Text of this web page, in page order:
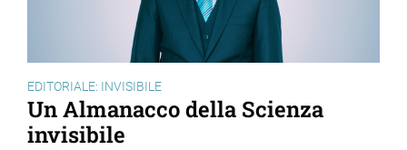
EDITORIALE: INVISIBILE
Un Almanacco della Scienza
invisibile